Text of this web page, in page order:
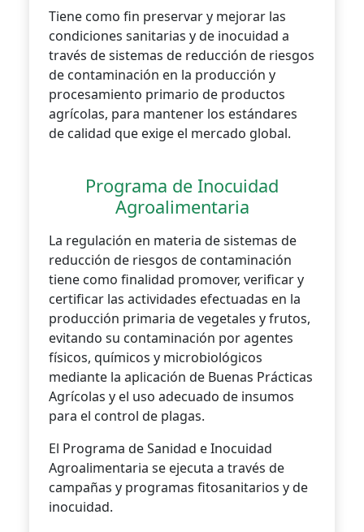
Tiene como fin preservar y mejorar las
condiciones sanitarias y de inocuidad a
través de sistemas de reducción de riesgos
de contaminación en la producción y
procesamiento primario de productos
agrícolas, para mantener los estándares
de calidad que exige el mercado global.
Programa de Inocuidad
Agroalimentaria
La regulación en materia de sistemas de
reducción de riesgos de contaminación
tiene como finalidad promover, verificar y
certificar las actividades efectuadas en la
producción primaria de vegetales y frutos,
evitando su contaminación por agentes
físicos, químicos y microbiológicos
mediante la aplicación de Buenas Prácticas
Agrícolas y el uso adecuado de insumos
para el control de plagas.
El Programa de Sanidad e Inocuidad
Agroalimentaria se ejecuta a través de
campañas y programas fitosanitarios y de
inocuidad.